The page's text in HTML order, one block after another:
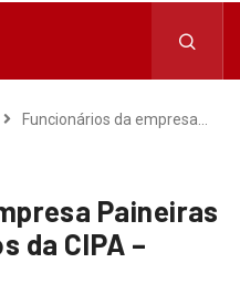
Funcionários da empresa…
Paineiras
da CIPA –